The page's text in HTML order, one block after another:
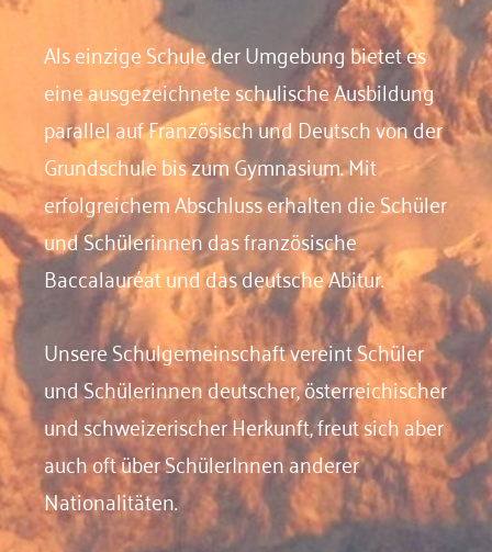
Als einzige Schule der Umgebung bietet es
eine ausgezeichnete schulische Ausbildung
parallel auf Französisch und Deutsch von der
Grundschule bis zum Gymnasium. Mit
erfolgreichem Abschluss erhalten die Schüler
und Schülerinnen das französische
Baccalauréat und das deutsche Abitur.
Unsere Schulgemeinschaft vereint Schüler
und Schülerinnen deutscher, österreichischer
und schweizerischer Herkunft, freut sich aber
auch oft über SchülerInnen anderer
Nationalitäten.